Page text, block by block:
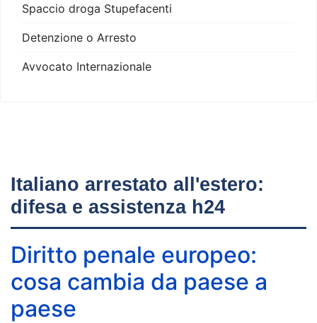
Spaccio droga Stupefacenti
Detenzione o Arresto
Avvocato Internazionale
Italiano arrestato all'estero:
difesa e assistenza h24
Diritto penale europeo:
cosa cambia da paese a
paese